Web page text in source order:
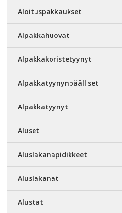
Aloituspakkaukset
Alpakkahuovat
Alpakkakoristetyynyt
Alpakkatyynynpäälliset
Alpakkatyynyt
Aluset
Aluslakanapidikkeet
Aluslakanat
Alustat